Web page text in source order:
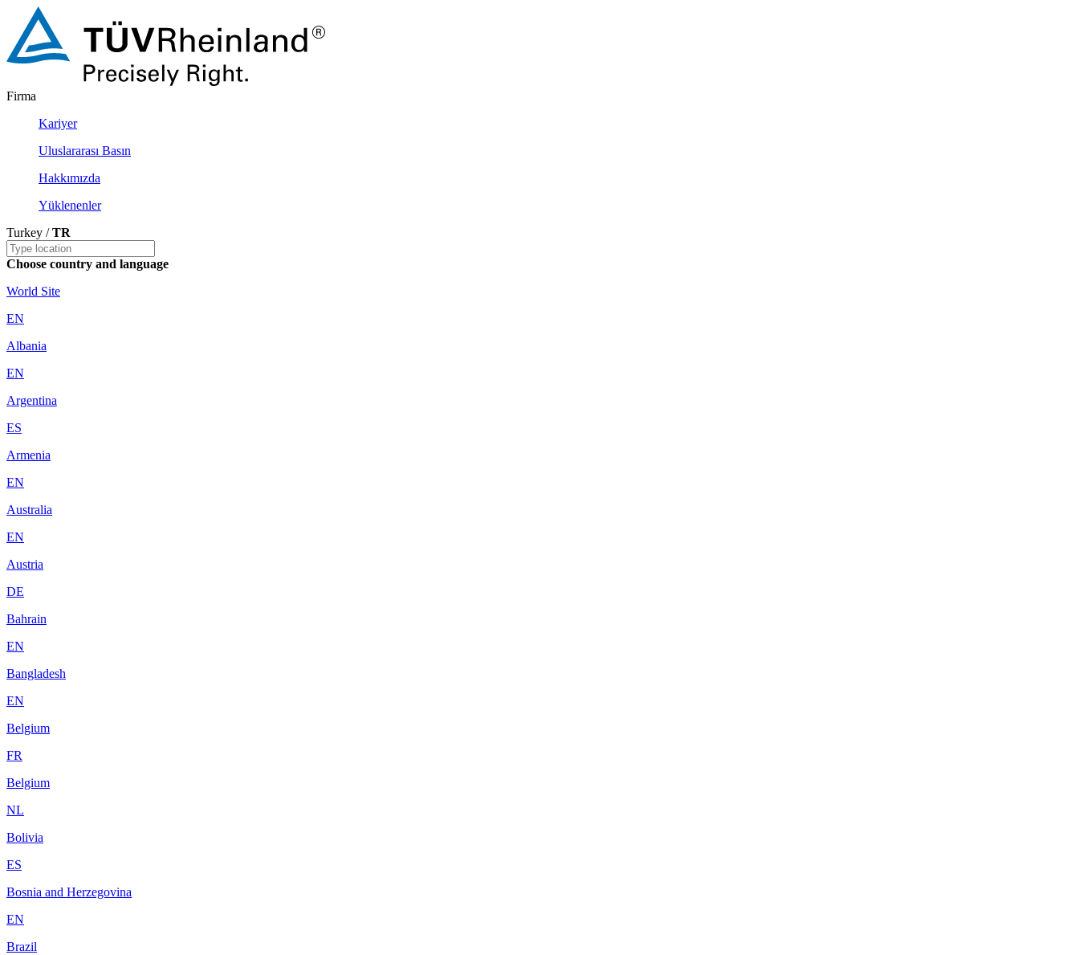
Firma
Kariyer
Uluslararası Basın
Hakkımızda
Yüklenenler
Turkey /TR
Choose country and language
World Site
EN
Albania
EN
Argentina
ES
Armenia
EN
Australia
EN
Austria
DE
Bahrain
EN
Bangladesh
EN
Belgium
FR
Belgium
NL
Bolivia
ES
Bosnia and Herzegovina
EN
Brazil